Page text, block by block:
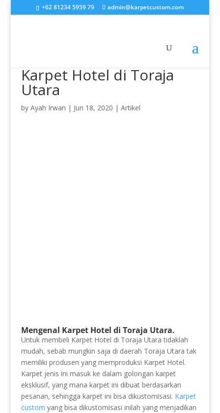
+62 81234 5959 79 admin@karpetcustom.com
Karpet Hotel di Toraja
Utara
by Ayah Irwan | Jun 18, 2020 | Artikel
Mengenal Karpet Hotel di Toraja Utara.
Untuk membeli Karpet Hotel di Toraja Utara tidaklah
mudah, sebab mungkin saja di daerah Toraja Utara tak
memiliki produsen yang memproduksi Karpet Hotel.
Karpet jenis ini masuk ke dalam golongan karpet
eksklusif, yang mana karpet ini dibuat berdasarkan
pesanan, sehingga karpet ini bisa dikustomisasi. Karpet
custom yang bisa dikustomisasi inilah yang menjadikan